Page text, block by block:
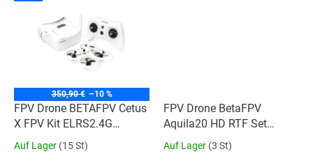
350,90 € –10 %
Produktbewertung
ist
5,0
von
Sternen.
FPV Drone BETAFPV Cetus
X FPV Kit ELRS2.4G
(Betaflight FC Version)
Auf Lager (15 St)
FPV Drone BetaFPV
Aquila20 HD RTF Set
(Mode 2)
Auf Lager (3 St)